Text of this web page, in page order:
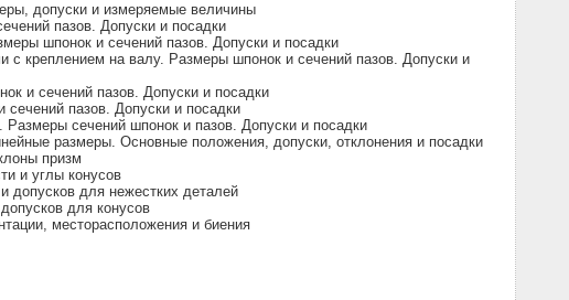
допуски и измеряемые величины
пазов. Допуски и посадки
шпонок и сечений пазов. Допуски и посадки
креплением на валу. Размеры шпонок и сечений пазов. Допуски и
и сечений пазов. Допуски и посадки
пазов. Допуски и посадки
сечений шпонок и пазов. Допуски и посадки
размеры. Основные положения, допуски, отклонения и посадки
призм
и углы конусов
допусков для нежестких деталей
для конусов
месторасположения и биения